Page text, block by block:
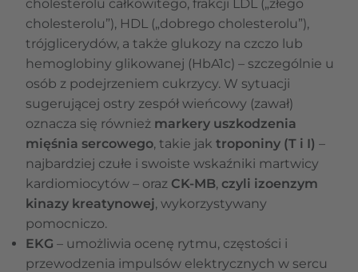
cholesterolu całkowitego, frakcji LDL („złego
cholesterolu”), HDL („dobrego cholesterolu”),
trójglicerydów, a także glukozy na czczo lub
hemoglobiny glikowanej (HbA1c) – szczególnie u
osób z podejrzeniem cukrzycy. W sytuacji
sugerującej ostry zespół wieńcowy (zawał)
oznacza się również markery uszkodzenia
mięśnia sercowego, takie jak troponiny (T i I) –
najbardziej czułe i swoiste wskaźniki martwicy
kardiomiocytów – oraz CK-MB, czyli izoenzym
kinazy kreatynowej, wykorzystywany
pomocniczo.
EKG – umożliwia ocenę rytmu, częstości i
przewodzenia impulsów elektrycznych w sercu